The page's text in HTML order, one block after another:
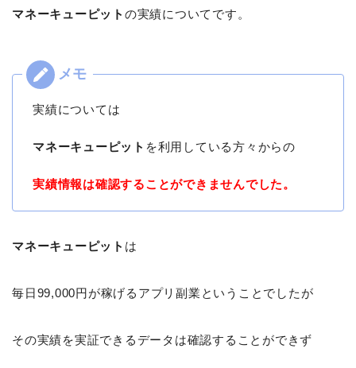
マネーキューピット の実績についてです。
実績については
マネーキューピット を利用している方々からの
実績情報は確認することができませんでした。
マネーキューピット は
毎日99,000円が稼げるアプリ副業ということでしたが
その実績を実証できるデータは確認することができず